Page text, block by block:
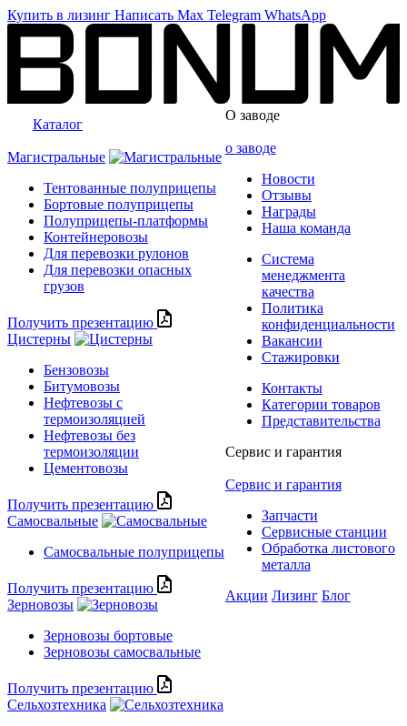
Купить в лизинг Написать Max Telegram WhatsApp
Каталог
Магистральные
Тентованные полуприцепы
Бортовые полуприцепы
Полуприцепы-платформы
Контейнеровозы
Для перевозки рулонов
Для перевозки опасных
грузов
Получить презентацию
Цистерны
Бензовозы
Битумовозы
Нефтевозы с
термоизоляцией
Нефтевозы без
термоизоляции
Цементовозы
Получить презентацию
Самосвальные
Самосвальные полуприцепы
Получить презентацию
Зерновозы
Зерновозы бортовые
Зерновозы самосвальные
Получить презентацию
Сельхозтехника
О заводе
о заводе
Новости
Отзывы
Награды
Наша команда
Система
менеджмента
качества
Политика
конфиденциальности
Вакансии
Стажировки
Контакты
Категории товаров
Представительства
Сервис и гарантия
Сервис и гарантия
Запчасти
Сервисные станции
Обработка листового
металла
Акции Лизинг Блог